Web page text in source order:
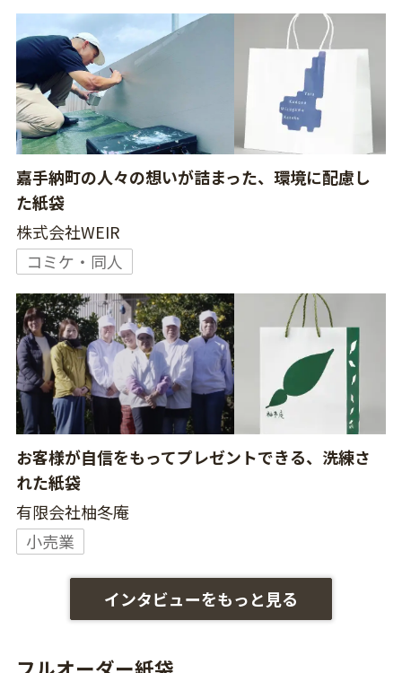
嘉手納町の人々の想いが詰まった、環境に配慮し
た紙袋
株式会社WEIR
コミケ・同人
お客様が自信をもってプレゼントできる、洗練さ
れた紙袋
有限会社柚冬庵
小売業
インタビューをもっと見る